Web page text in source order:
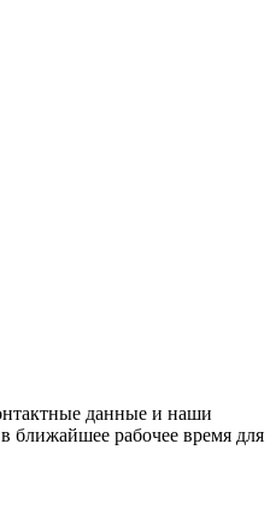
данные и наши
ближайшее рабочее время для